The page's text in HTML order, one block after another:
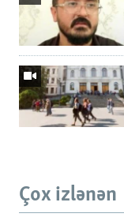
Çox izlənən